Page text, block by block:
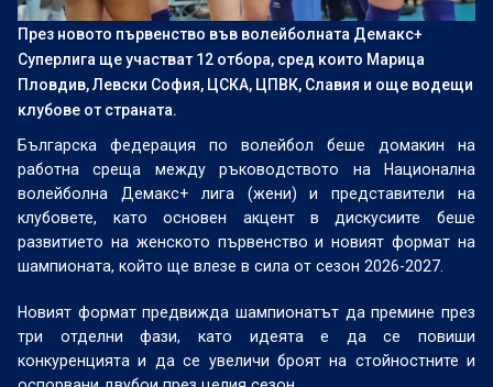
През новото първенство във волейболната Демакс+
Суперлига ще участват 12 отбора, сред които Марица
Пловдив, Левски София, ЦСКА, ЦПВК, Славия и още водещи
клубове от страната.
Българска федерация по волейбол беше домакин на
работна среща между ръководството на Национална
волейболна Демакс+ лига (жени) и представители на
клубовете, като основен акцент в дискусиите беше
развитието на женското първенство и новият формат на
шампионата, който ще влезе в сила от сезон 2026-2027.
Новият формат предвижда шампионатът да премине през
три отделни фази, като идеята е да се повиши
конкуренцията и да се увеличи броят на стойностните и